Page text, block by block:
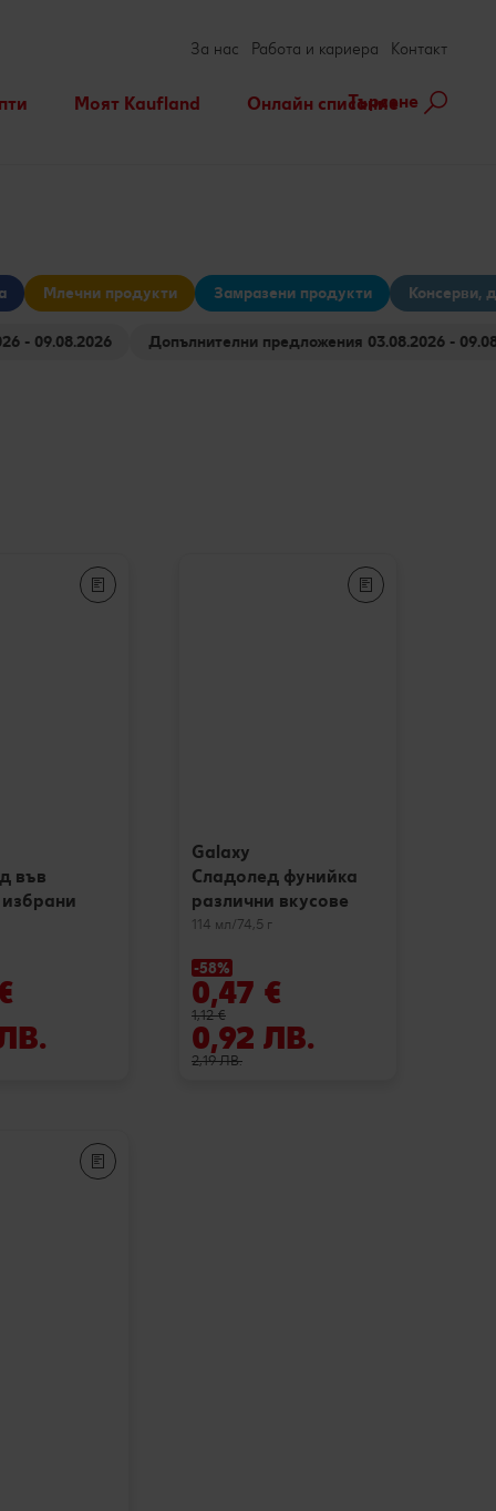
Моят Kaufland
Ние сме семейство
Онлайн списание
свободно време
За нас Работа и кариера Контакт
Търсене
Млечни продукти Замразени продукти Консерви,
03.08.2026 - 09.08.2026 Допълнителни предложения
във
Galaxy
Сладолед фунийка
различни вкусове
114 мл/74,5 г
-58%
0,47 €
1,12 €
0,92 ЛВ.
2,19 ЛВ.